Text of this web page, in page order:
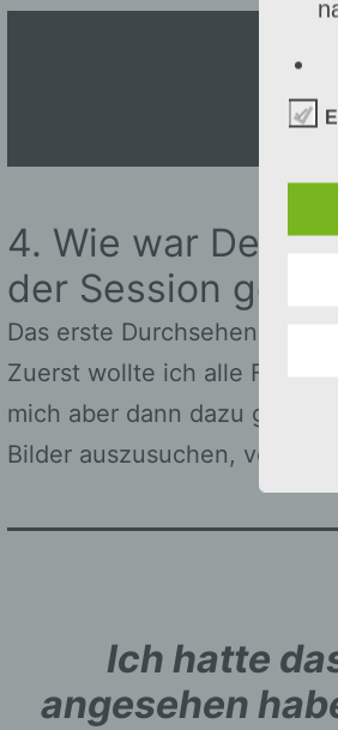
4. Wie war Dein
der Session
Das erste Durchsehen der
Zuerst wollte ich alle Fotos
mich aber dann dazu
Bilder auszusuchen, von
Ich hatte
angesehen